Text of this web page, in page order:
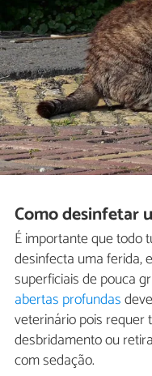
Como desinfetar
É importante que todo
desinfecta uma ferida,
superficiais de pouca
abertas profundas
veterinário pois
desbridamento ou
com sedação.